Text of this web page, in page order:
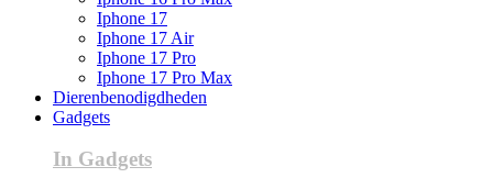
Iphone 17
Iphone 17 Air
Iphone 17 Pro
Iphone 17 Pro Max
Dierenbenodigdheden
Gadgets
In Gadgets